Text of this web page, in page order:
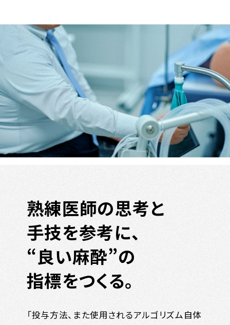
熟練医師の思考と
手技を参考に、
“良い麻酔”の
指標をつくる。
「投与方法、また使用されるアルゴリズム自体